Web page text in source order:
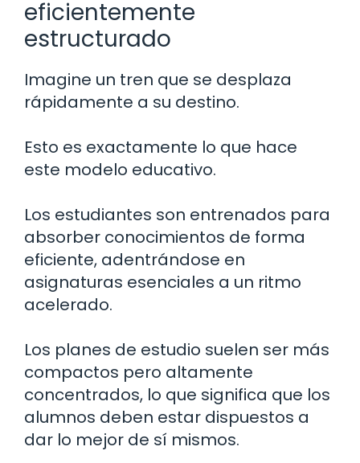
eficientemente
estructurado
Imagine un tren que se desplaza
rápidamente a su destino.
Esto es exactamente lo que hace
este modelo educativo.
Los estudiantes son entrenados para
absorber conocimientos de forma
eficiente, adentrándose en
asignaturas esenciales a un ritmo
acelerado.
Los planes de estudio suelen ser más
compactos pero altamente
concentrados, lo que significa que los
alumnos deben estar dispuestos a
dar lo mejor de sí mismos.